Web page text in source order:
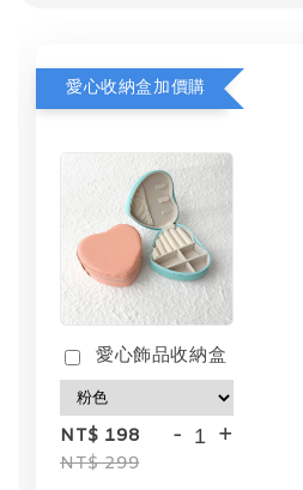
愛心收納盒加價購
愛心飾品收納盒
NT$ 198
NT$ 299
- +